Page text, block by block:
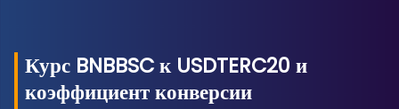
Курс BNBBSC к USDTERC20 и
коэффициент конверсии